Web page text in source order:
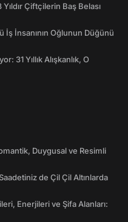
Çiftçilerin Baş Belası
İnsanının Oğlunun Düğünü
31 Yıllık Alışkanlık, O
Duygusal ve Resimli
de Çil Çil Altınlarda
Enerjileri ve Şifa Alanları: